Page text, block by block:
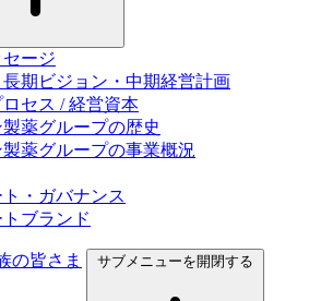
セージ
期ビジョン・中期経営計画
セス / 経営資本
薬グループの歴史
薬グループの事業概況
・ガバナンス
ブランド
の皆さま サブメニューを開閉する